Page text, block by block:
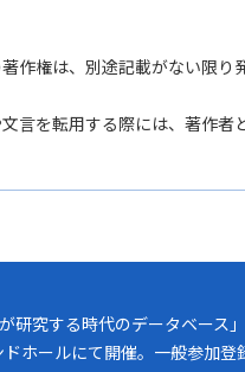
作権は、別途記載がない限り
言を転用する際には、著作者
研究する時代のデ
研究する時代のデータベース」
ホールにて開催。一般参加登